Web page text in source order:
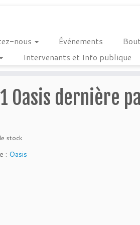
nous Événements
Intervenants et Info publique
Oasis dernière
stock
: Oasis